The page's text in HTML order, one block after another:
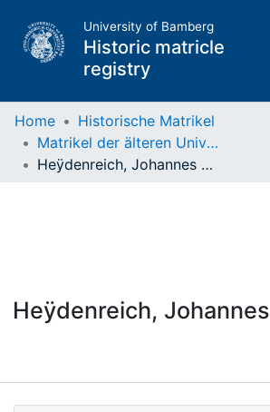
University of Bamberg
Historic matricle
registry
Matrikel
Home
Historische Matrikel
Matrikel der älteren Universität
Heÿdenreich, Johannes Nikolaus
Heÿdenreich,
Details